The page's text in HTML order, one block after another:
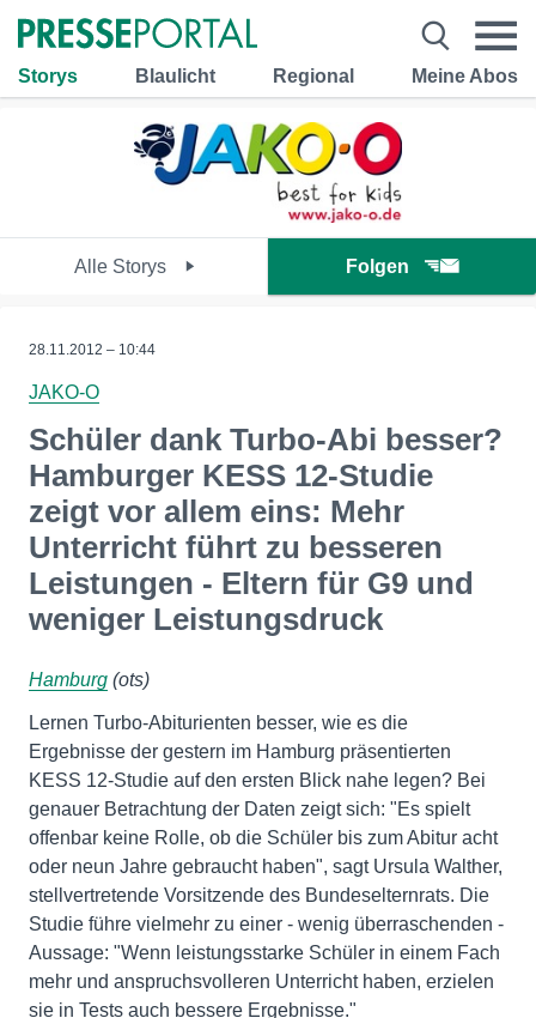
Storys Blaulicht Regional Meine Abos
Alle Storys Folgen
28.11.2012 – 10:44
JAKO-O
Schüler dank Turbo-Abi besser?
Hamburger KESS 12-Studie
zeigt vor allem eins: Mehr
Unterricht führt zu besseren
Leistungen - Eltern für G9 und
weniger Leistungsdruck
Hamburg (ots)
Lernen Turbo-Abiturienten besser, wie es die
Ergebnisse der gestern im Hamburg präsentierten
KESS 12-Studie auf den ersten Blick nahe legen? Bei
genauer Betrachtung der Daten zeigt sich: "Es spielt
offenbar keine Rolle, ob die Schüler bis zum Abitur acht
oder neun Jahre gebraucht haben", sagt Ursula Walther,
stellvertretende Vorsitzende des Bundeselternrats. Die
Studie führe vielmehr zu einer - wenig überraschenden -
Aussage: "Wenn leistungsstarke Schüler in einem Fach
mehr und anspruchsvolleren Unterricht haben, erzielen
sie in Tests auch bessere Ergebnisse."